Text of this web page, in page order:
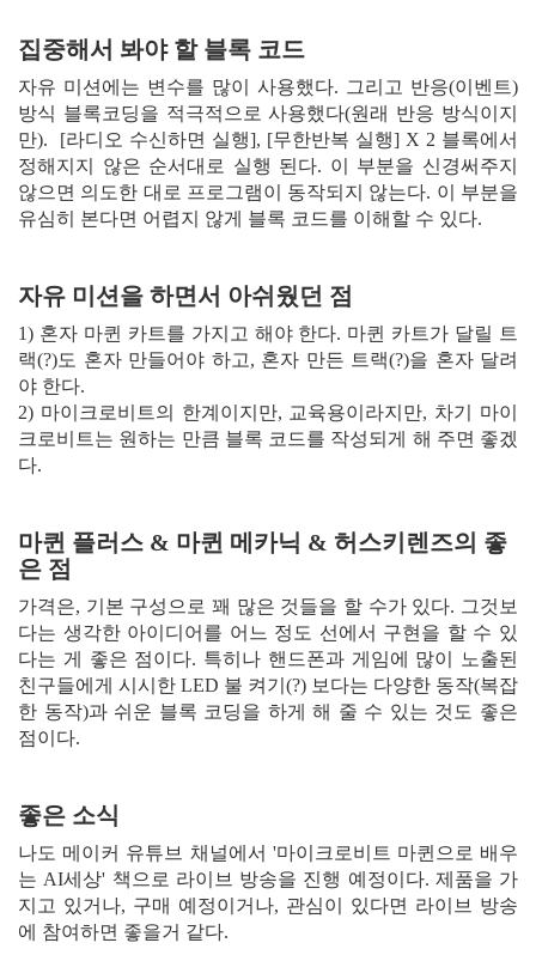
집중해서 봐야 할 블록 코드
자유 미션에는 변수를 많이 사용했다. 그리고 반응(이벤트)
방식 블록코딩을 적극적으로 사용했다(원래 반응 방식이지
만). [라디오 수신하면 실행], [무한반복 실행] X 2 블록에서
정해지지 않은 순서대로 실행 된다. 이 부분을 신경써주지
않으면 의도한 대로 프로그램이 동작되지 않는다. 이 부분을
유심히 본다면 어렵지 않게 블록 코드를 이해할 수 있다.
자유 미션을 하면서 아쉬웠던 점
1) 혼자 마퀸 카트를 가지고 해야 한다. 마퀸 카트가 달릴 트
랙(?)도 혼자 만들어야 하고, 혼자 만든 트랙(?)을 혼자 달려
야 한다.
2) 마이크로비트의 한계이지만, 교육용이라지만, 차기 마이
크로비트는 원하는 만큼 블록 코드를 작성되게 해 주면 좋겠
다.
마퀸 플러스 & 마퀸 메카닉 & 허스키렌즈의 좋
은 점
가격은, 기본 구성으로 꽤 많은 것들을 할 수가 있다. 그것보
다는 생각한 아이디어를 어느 정도 선에서 구현을 할 수 있
다는 게 좋은 점이다. 특히나 핸드폰과 게임에 많이 노출된
친구들에게 시시한 LED 불 켜기(?) 보다는 다양한 동작(복잡
한 동작)과 쉬운 블록 코딩을 하게 해 줄 수 있는 것도 좋은
점이다.
좋은 소식
나도 메이커 유튜브 채널에서 '마이크로비트 마퀸으로 배우
는 AI세상' 책으로 라이브 방송을 진행 예정이다. 제품을 가
지고 있거나, 구매 예정이거나, 관심이 있다면 라이브 방송
에 참여하면 좋을거 같다.